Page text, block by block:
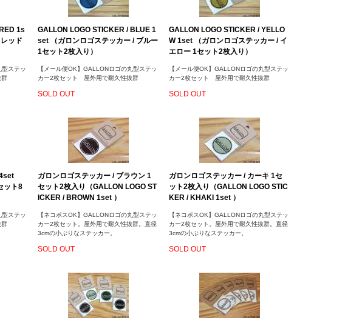
1s
ッド
型ステッ
群
GALLON LOGO STICKER / BLUE 1
set （ガロンロゴステッカー / ブルー
1セット2枚入り）
【メール便OK】GALLONロゴの丸型ステッ
カー2枚セット 屋外用で耐久性抜群
SOLD OUT
GALLON LOGO STICKER / YELLO
W 1set （ガロンロゴステッカー / イ
エロー 1セット2枚入り）
【メール便OK】GALLONロゴの丸型ステッ
カー2枚セット 屋外用で耐久性抜群
SOLD OUT
ット8
型ステッ
群
ガロンロゴステッカー / ブラウン 1
セット2枚入り（GALLON LOGO ST
ICKER / BROWN 1set ）
【ネコポスOK】GALLONロゴの丸型ステッ
カー2枚セット。屋外用で耐久性抜群。直径
3cmの小ぶりなステッカー。
SOLD OUT
ガロンロゴステッカー / カーキ 1セ
ット2枚入り（GALLON LOGO STIC
KER / KHAKI 1set ）
【ネコポスOK】GALLONロゴの丸型ステッ
カー2枚セット。屋外用で耐久性抜群。直径
3cmの小ぶりなステッカー。
SOLD OUT